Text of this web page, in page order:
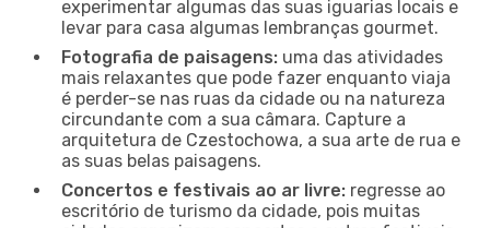
experimentar algumas das suas iguarias locais e
levar para casa algumas lembranças gourmet.
Fotografia de paisagens: uma das atividades
mais relaxantes que pode fazer enquanto viaja
é perder-se nas ruas da cidade ou na natureza
circundante com a sua câmara. Capture a
arquitetura de Czestochowa, a sua arte de rua e
as suas belas paisagens.
Concertos e festivais ao ar livre: regresse ao
escritório de turismo da cidade, pois muitas